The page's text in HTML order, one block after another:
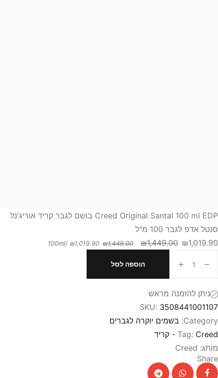
Creed Original Santal 100 ml EDP בושם לגבר קריד אוריג'נל
סנטל אדפ לגבר 100 מ"ל
₪1,449.00 ₪1,019.90
₪1,449.00
₪1,019.90
/100ml
הוספה לסל
ניתן להזמנה מראש
SKU: 3508441001107
Category: בשמים יוקרה לגברים
Tag: Creed - קריד
מותג: Creed
Share